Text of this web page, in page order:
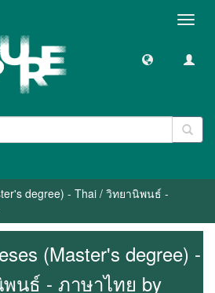
degree) - Thai / วิทยานิพนธ์ -
(Master's degree) -
นธ์ - ภาษาไทย by